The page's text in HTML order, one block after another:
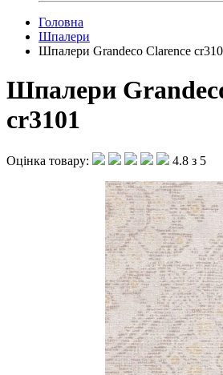
Головна
Шпалери
Шпалери Grandeco Clarence
Шпалери
cr3101
Оцінка товару: 4.8 з 5